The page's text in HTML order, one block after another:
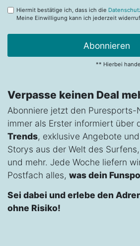
Hiermit bestätige ich, dass ich die
Meine Einwilligung kann ich jederzeit
Abonnieren
** Hierbei
Verpasse keinen Deal
Abonniere jetzt den Puresports-
immer als Erster informiert über
Trends, exklusive Angebote
Storys aus der Welt des
und mehr. Jede Woche liefern
Postfach alles, was dein
Sei dabei und erlebe den
ohne Risiko!